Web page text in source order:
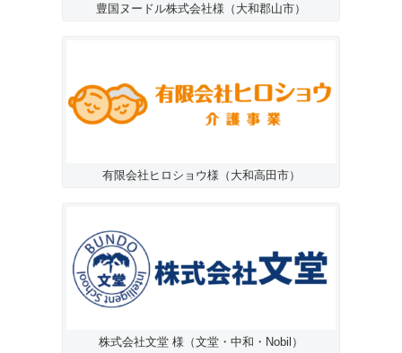
豊国ヌードル株式会社様（大和郡山市）
有限会社ヒロショウ様（大和高田市）
株式会社文堂 様（文堂・中和・Nobil）